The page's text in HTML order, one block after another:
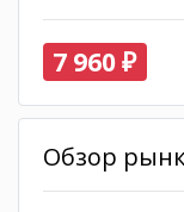
7 960 ₽
Обзор